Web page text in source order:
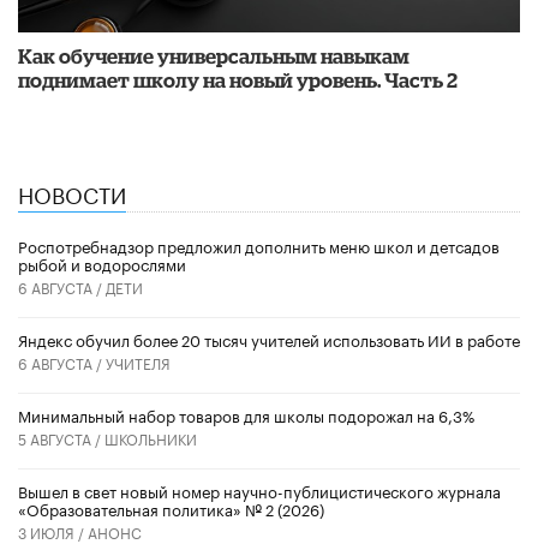
​Как обучение универсальным навыкам
поднимает школу на новый уровень. Часть 2
НОВОСТИ
Роспотребнадзор предложил дополнить меню школ и детсадов
рыбой и водорослями
6 АВГУСТА / ДЕТИ
​Яндекс обучил более 20 тысяч учителей использовать ИИ в работе
6 АВГУСТА /УЧИТЕЛЯ
Минимальный набор товаров для школы подорожал на 6,3%
5 АВГУСТА / ШКОЛЬНИКИ
Вышел в свет новый номер научно-публицистического журнала
«Образовательная политика» № 2 (2026)
3 ИЮЛЯ / АНОНС